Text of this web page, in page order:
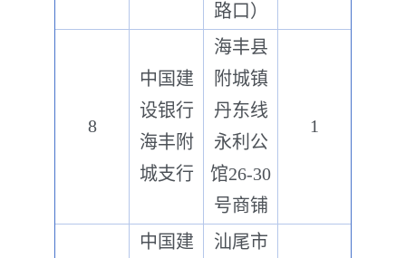
路口）
8
中国建
设银行
海丰附
城支行
海丰县
附城镇
丹东线
永利公
馆26-30
号商铺
1
中国建
汕尾市